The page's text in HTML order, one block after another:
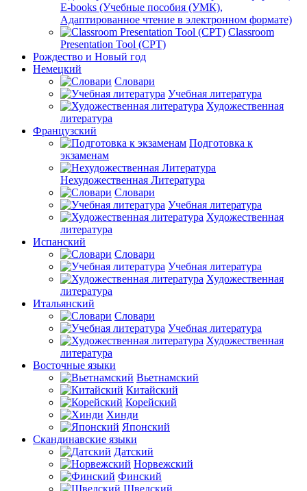
E-books (Учебные пособия (УМК),
Адаптированное чтение в электронном формате)
Classroom
Presentation Tool (CPT)
Рождество и Новый год
Немецкий
Словари
Учебная литература
Художественная
литература
Французский
Подготовка к
экзаменам
Нехудожественная Литература
Словари
Учебная литература
Художественная
литература
Испанский
Словари
Учебная литература
Художественная
литература
Итальянский
Словари
Учебная литература
Художественная
литература
Восточные языки
Вьетнамский
Китайский
Корейский
Хинди
Японский
Скандинавские языки
Датский
Норвежский
Финский
Шведский